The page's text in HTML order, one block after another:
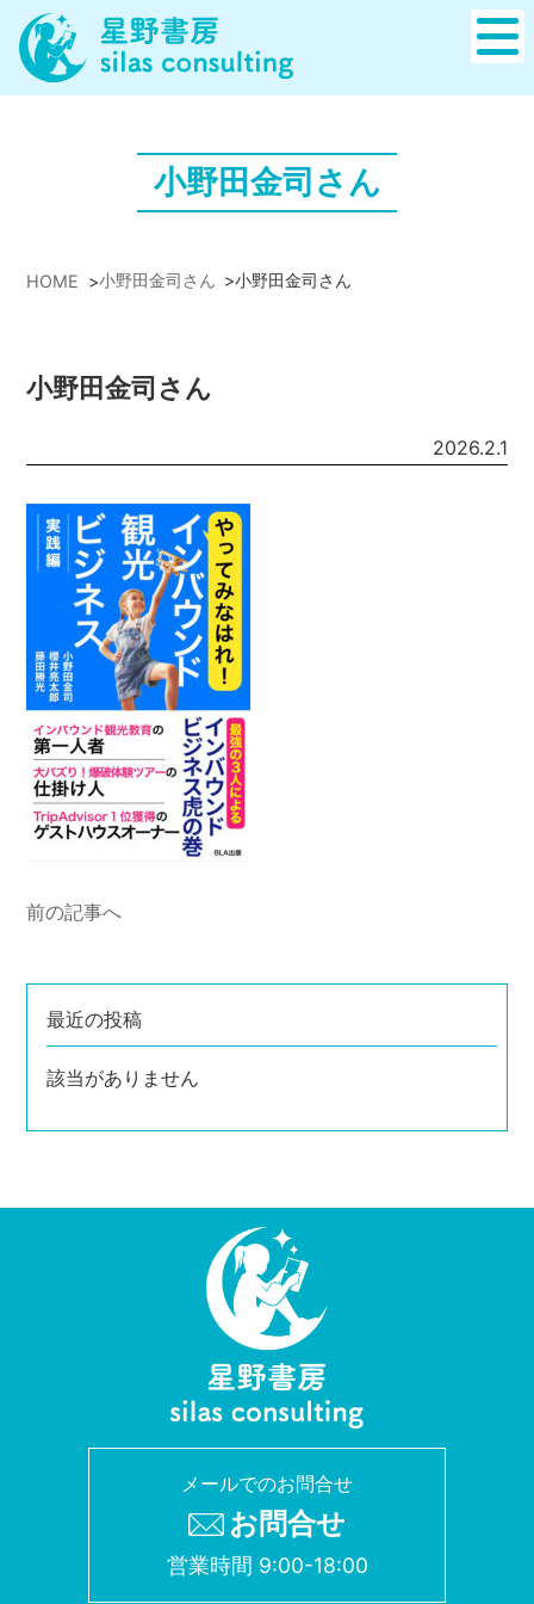
小野田金司さん
HOME >小野田金司さん >小野田金司さん
小野田金司さん
2026.2.1
前の記事へ
最近の投稿
該当がありません
メールでのお問合せ
お問合せ
営業時間 9:00-18:00